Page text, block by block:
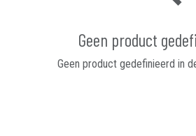
Geen product
Geen product gedefinieerd in